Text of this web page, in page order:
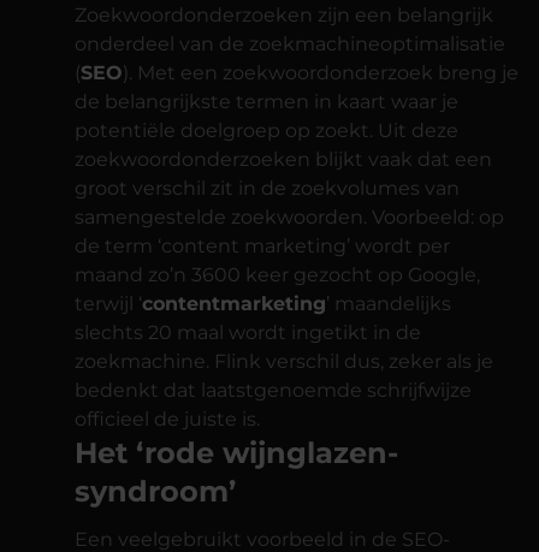
Zoekwoordonderzoeken zijn een belangrijk
onderdeel van de zoekmachineoptimalisatie
(SEO). Met een zoekwoordonderzoek breng je
de belangrijkste termen in kaart waar je
potentiële doelgroep op zoekt. Uit deze
zoekwoordonderzoeken blijkt vaak dat een
groot verschil zit in de zoekvolumes van
samengestelde zoekwoorden. Voorbeeld: op
de term ‘content marketing’ wordt per
maand zo’n 3600 keer gezocht op Google,
terwijl ‘contentmarketing’ maandelijks
slechts 20 maal wordt ingetikt in de
zoekmachine. Flink verschil dus, zeker als je
bedenkt dat laatstgenoemde schrijfwijze
officieel de juiste is.
Het ‘rode wijnglazen-
syndroom’
Een veelgebruikt voorbeeld in de SEO-